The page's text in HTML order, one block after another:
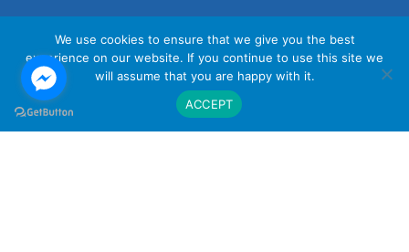
Sales Team : 084-085-6324
Email : contact@vithita.com
นโยบายทางธุรกิจ
We use cookies to ensure that we give you the best
experience on our website. If you continue to use this site we
will assume that you are happy with it.
ACCEPT